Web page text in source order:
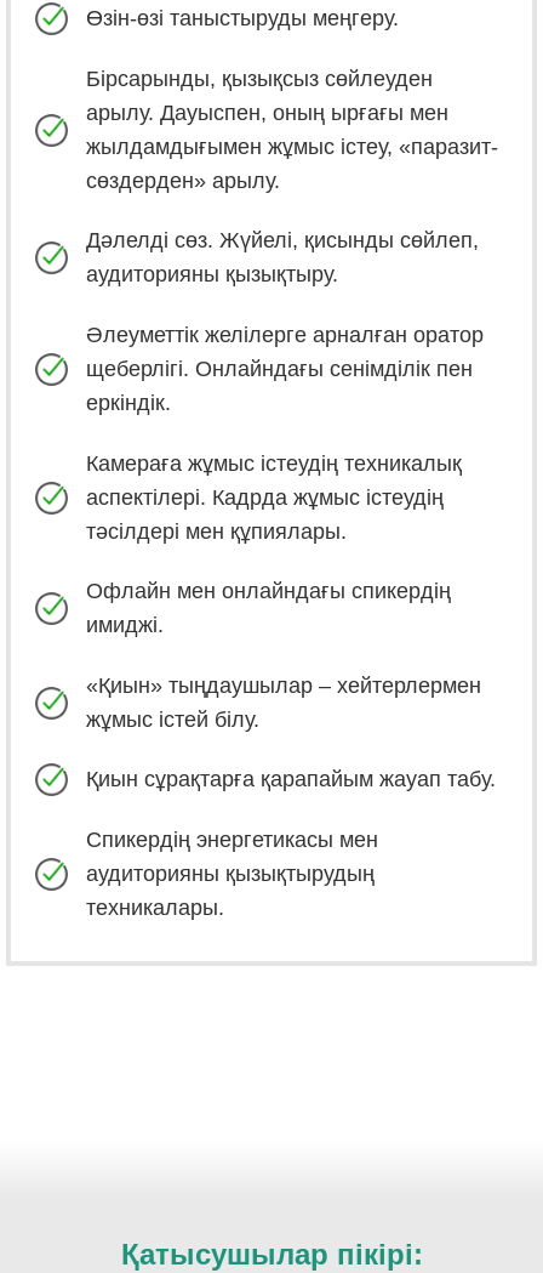
Өзін-өзі таныстыруды меңгеру.
Бірсарынды, қызықсыз сөйлеуден
арылу. Дауыспен, оның ырғағы мен
жылдамдығымен жұмыс істеу, «паразит-
сөздерден» арылу.
Дәлелді сөз. Жүйелі, қисынды сөйлеп,
аудиторияны қызықтыру.
Әлеуметтік желілерге арналған оратор
щеберлігі. Онлайндағы сенімділік пен
еркіндік.
Камераға жұмыс істеудің техникалық
аспектілері. Кадрда жұмыс істеудің
тәсілдері мен құпиялары.
Офлайн мен онлайндағы спикердің
имиджі.
«Қиын» тыңдаушылар – хейтерлермен
жұмыс істей білу.
Қиын сұрақтарға қарапайым жауап табу.
Спикердің энергетикасы мен
аудиторияны қызықтырудың
техникалары.
Қатысушылар пікірі: